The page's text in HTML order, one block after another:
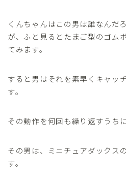
くんちゃんはこの男は誰なんだ
が、ふと見るとたまご型のゴム
てみます。
すると男はそれを素早くキャッ
す。
その動作を何回も繰り返すうち
その男は、ミニチュアダックス
す。